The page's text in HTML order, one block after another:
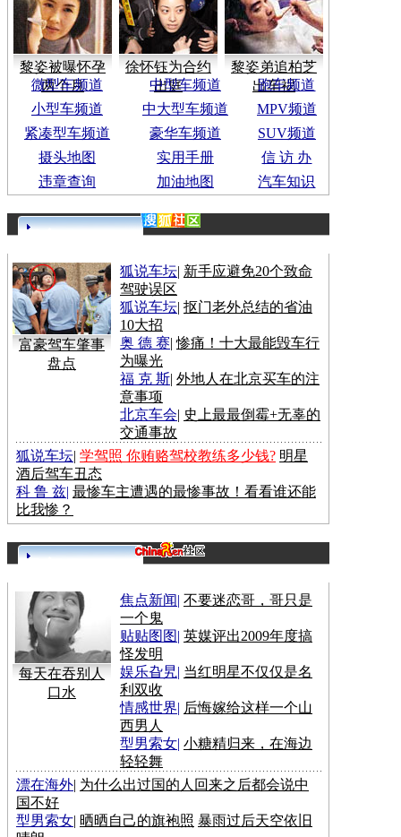
黎姿被曝怀孕
两个月
徐怀钰为合约
出庭
黎姿弟追柏芝
出车祸
微型车频道 中型车频道
跑车频道
小型车频道
中大型车频道
MPV频道
紧凑型车频道
豪华车频道
SUV频道
摄头地图
实用手册
信 访 办
违章查询
加油地图 汽车知识
富豪驾车肇事
盘点
狐说车坛| 新手应避免20个致命
驾驶误区
狐说车坛| 抠门老外总结的省油
10大招
奥 德 赛|惨痛！十大最能毁车行
为曝光
福 克 斯| 外地人在北京买车的注
意事项
北京车会| 史上最最倒霉+无辜的
交通事故
狐说车坛| 学驾照 你贿赂驾校教练多少钱? 明星
酒后驾车丑态
科 鲁 兹| 最惨车主遭遇的最惨事故！看看谁还能
比我惨？
每天在吞别人
口水
焦点新闻| 不要迷恋哥，哥只是
一个鬼
贴贴图图| 英媒评出2009年度搞
怪发明
娱乐旮旯 | 当红明星不仅仅是名
利双收
情感世界| 后悔嫁给这样一个山
西男人
型男索女| 小糖精归来，在海边
轻轻舞
漂在海外| 为什么出过国的人回来之后都会说中
国不好
型男索女| 晒晒自己的旗袍照 暴雨过后天空依旧